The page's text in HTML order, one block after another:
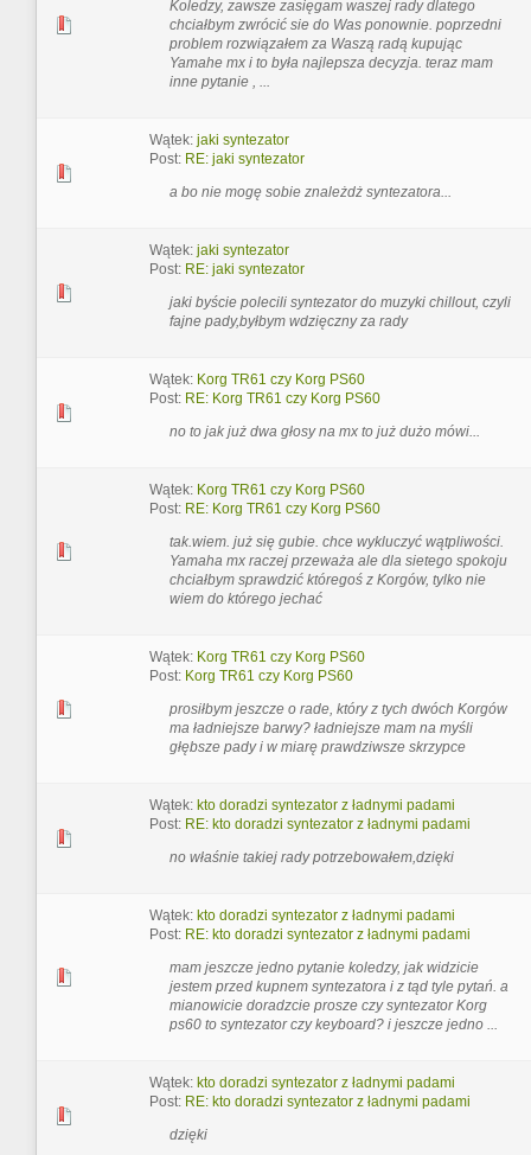
Koledzy, zawsze zasięgam waszej rady dlatego
chciałbym zwrócić sie do Was ponownie. poprzedni
problem rozwiązałem za Waszą radą kupując
Yamahe mx i to była najlepsza decyzja. teraz mam
inne pytanie , ...
Wątek: jaki syntezator
Post: RE: jaki syntezator
a bo nie mogę sobie znależdż syntezatora...
Wątek: jaki syntezator
Post: RE: jaki syntezator
jaki byście polecili syntezator do muzyki chillout, czyli
fajne pady,byłbym wdzięczny za rady
Wątek: Korg TR61 czy Korg PS60
Post: RE: Korg TR61 czy Korg PS60
no to jak już dwa głosy na mx to już dużo mówi...
Wątek: Korg TR61 czy Korg PS60
Post: RE: Korg TR61 czy Korg PS60
tak.wiem. już się gubie. chce wykluczyć wątpliwości.
Yamaha mx raczej przeważa ale dla sietego spokoju
chciałbym sprawdzić któregoś z Korgów, tylko nie
wiem do którego jechać
Wątek: Korg TR61 czy Korg PS60
Post: Korg TR61 czy Korg PS60
prosiłbym jeszcze o rade, który z tych dwóch Korgów
ma ładniejsze barwy? ładniejsze mam na myśli
głębsze pady i w miarę prawdziwsze skrzypce
Wątek: kto doradzi syntezator z ładnymi padami
Post: RE: kto doradzi syntezator z ładnymi padami
no właśnie takiej rady potrzebowałem,dzięki
Wątek: kto doradzi syntezator z ładnymi padami
Post: RE: kto doradzi syntezator z ładnymi padami
mam jeszcze jedno pytanie koledzy, jak widzicie
jestem przed kupnem syntezatora i z tąd tyle pytań. a
mianowicie doradzcie prosze czy syntezator Korg
ps60 to syntezator czy keyboard? i jeszcze jedno ...
Wątek: kto doradzi syntezator z ładnymi padami
Post: RE: kto doradzi syntezator z ładnymi padami
dzięki